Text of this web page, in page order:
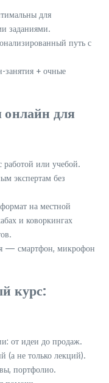
для
заданиями.
путь с
+ очные
для
или учебой.
экспертам без
на местной
и коворкингах
— смартфон, микрофон
курс:
от идеи до продаж.
(а не только лекций).
портфолио.